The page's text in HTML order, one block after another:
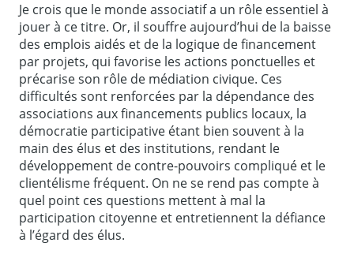
Je crois que le monde associatif a un rôle essentiel à
jouer à ce titre. Or, il souffre aujourd’hui de la baisse
des emplois aidés et de la logique de financement
par projets, qui favorise les actions ponctuelles et
précarise son rôle de médiation civique. Ces
difficultés sont renforcées par la dépendance des
associations aux financements publics locaux, la
démocratie participative étant bien souvent à la
main des élus et des institutions, rendant le
développement de contre-pouvoirs compliqué et le
clientélisme fréquent. On ne se rend pas compte à
quel point ces questions mettent à mal la
participation citoyenne et entretiennent la défiance
à l’égard des élus.